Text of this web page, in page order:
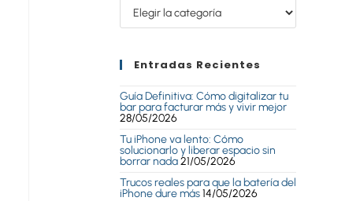
Entradas Recientes
Guía Definitiva: Cómo digitalizar tu
bar para facturar más y vivir mejor
28/05/2026
Tu iPhone va lento: Cómo
solucionarlo y liberar espacio sin
borrar nada21/05/2026
Trucos reales para que la batería del
iPhone dure más14/05/2026